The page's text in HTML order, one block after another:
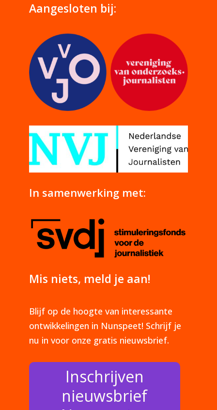
Aangesloten bij:
In samenwerking met:
Mis niets, meld je aan!
Blijf op de hoogte van interessante
ontwikkelingen in Nunspeet! Schrijf je
nu in voor onze gratis nieuwsbrief.
Inschrijven
nieuwsbrief